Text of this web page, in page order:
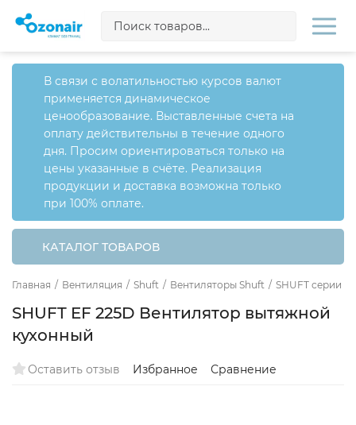
В связи с волатильностью курсов валют
применяется динамическое
ценообразование. Выставленные счета на
оплату действительны в течение одного
дня. Просим ориентироваться только на
цены указанные в счёте. Реализация
продукции и доставка возможна только
при 100% оплате.
КАТАЛОГ ТОВАРОВ
Главная / Вентиляция / Shuft / Вентиляторы Shuft / SHUFT серии
SHUFT EF 225D Вентилятор вытяжной
кухонный
Оставить отзыв Избранное Сравнение